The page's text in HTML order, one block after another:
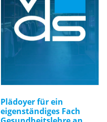
Plädoyer für ein
eigenständiges Fach